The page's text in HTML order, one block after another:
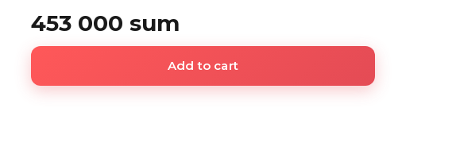
453 000 sum
Add to cart